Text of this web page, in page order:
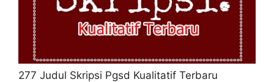
277 Judul Skripsi Pgsd Kualitatif Terbaru